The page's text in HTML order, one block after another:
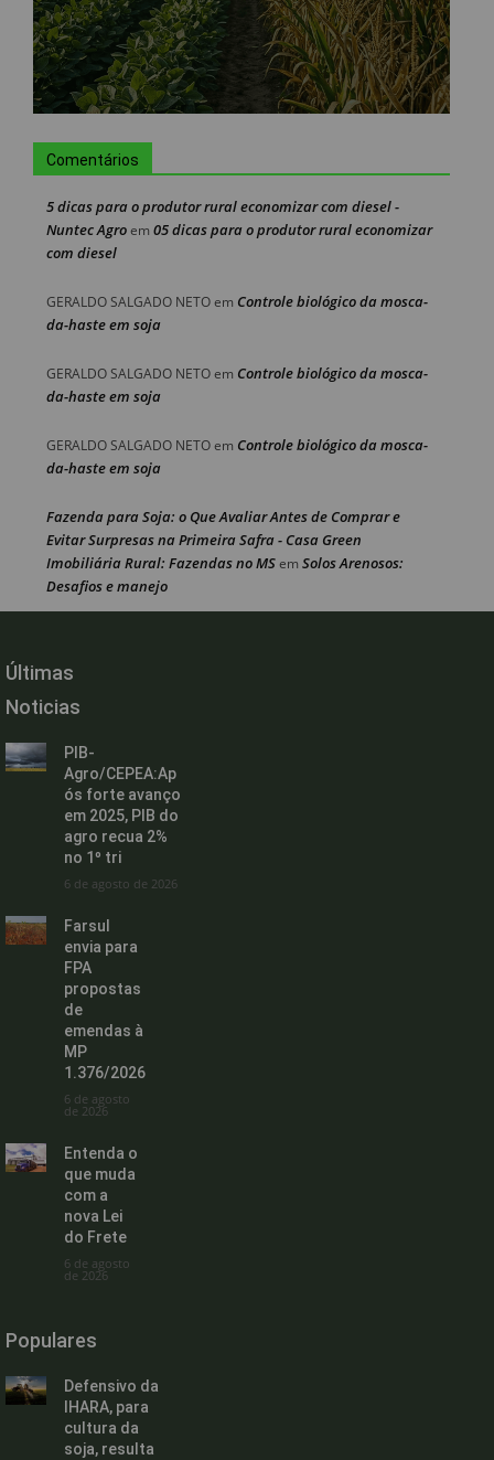
Comentários
5 dicas para o produtor rural economizar com diesel -
Nuntec Agroem 05 dicas para o produtor rural economizar
com diesel
GERALDO SALGADO NETOem Controle biológico da mosca-
da-haste em soja
GERALDO SALGADO NETOem Controle biológico da mosca-
da-haste em soja
GERALDO SALGADO NETOem Controle biológico da mosca-
da-haste em soja
Fazenda para Soja: o Que Avaliar Antes de Comprar e
Evitar Surpresas na Primeira Safra - Casa Green
Imobiliária Rural: Fazendas no MSem Solos Arenosos:
Desafios e manejo
Últimas
Noticias
PIB-
Agro/CEPEA:Ap
ós forte avanço
em 2025, PIB do
agro recua 2%
no 1º tri
6 de agosto de 2026
Farsul
envia para
FPA
propostas
de
emendas à
MP
1.376/2026
6 de agosto
de 2026
Entenda o
que muda
com a
nova Lei
do Frete
6 de agosto
de 2026
Populares
Defensivo da
IHARA, para
cultura da
soja, resulta